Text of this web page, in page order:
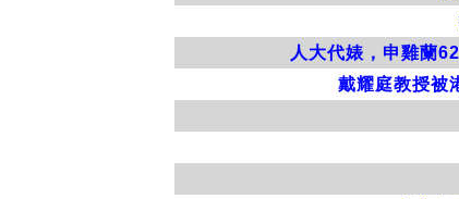
人大代婊，申雞蘭
戴耀庭教授被